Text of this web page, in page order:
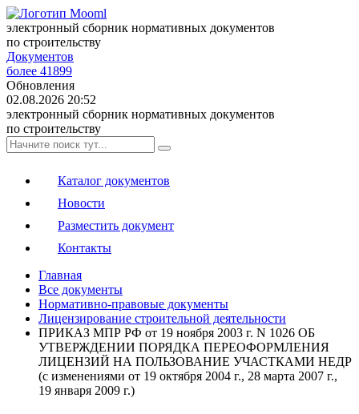
электронный сборник нормативных документов
по строительству
Документов
более 41899
Обновления
02.08.2026 20:52
электронный сборник нормативных документов
по строительству
Каталог документов
Новости
Разместить документ
Контакты
Главная
Все документы
Нормативно-правовые документы
Лицензирование строительной деятельности
ПРИКАЗ МПР РФ от 19 ноября 2003 г. N 1026 ОБ
УТВЕРЖДЕНИИ ПОРЯДКА ПЕРЕОФОРМЛЕНИЯ
ЛИЦЕНЗИЙ НА ПОЛЬЗОВАНИЕ УЧАСТКАМИ НЕДР
(с изменениями от 19 октября 2004 г., 28 марта 2007 г.,
19 января 2009 г.)